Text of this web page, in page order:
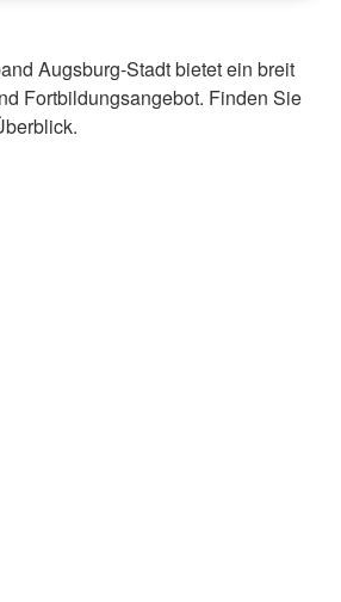
Augsburg-Stadt bietet ein breit
Fortbildungsangebot. Finden Sie